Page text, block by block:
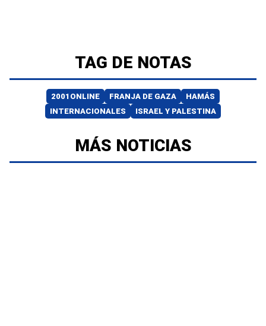
TAG DE NOTAS
2001ONLINE FRANJA DE GAZA
HAMÁS
INTERNACIONALES
ISRAEL Y PALESTINA
MÁS NOTICIAS